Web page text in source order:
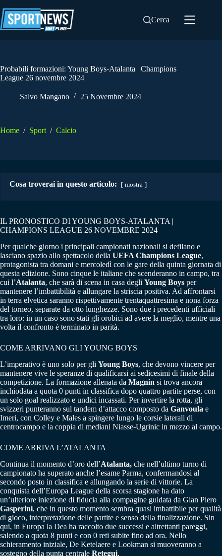
al
contenuto
Cerca
Probabili formazioni: Young Boys-Atalanta | Champions
League 26 novembre 2024
Salvo Mangano 25 Novembre 2024
Home / Sport / Calcio
Cosa troverai in questo articolo: mostra
IL PRONOSTICO DI YOUNG BOYS-ATALANTA |
CHAMPIONS LEAGUE 26 NOVEMBRE 2024
Per qualche giorno i principali campionati nazionali si defilano e
lasciano spazio allo spettacolo della UEFA Champions League,
protagonista tra domani e mercoledì con le gare della quinta giornata di
questa edizione. Sono cinque le italiane che scenderanno in campo, tra
cui l’Atalanta, che sarà di scena in casa degli Young Boys per
mantenere l’imbattibilità e allungare la striscia positiva. Ad affrontarsi
in terra elvetica saranno rispettivamente trentaquattresima e nona forza
del torneo, separate da otto lunghezze. Sono due i precedenti ufficiali
tra loro: in un caso sono stati gli orobici ad avere la meglio, mentre una
volta il confronto è terminato in parità.
COME ARRIVANO GLI YOUNG BOYS
L’imperativo è uno solo per gli Young Boys, che devono vincere per
mantenere vive le speranze di qualificarsi ai sedicesimi di finale della
competizione. La formazione allenata da Magnin si trova ancora
inchiodata a quota 0 punti in classifica dopo quattro partite perse, con
un solo goal realizzato e undici incassati. Per invertire la rotta, gli
svizzeri punteranno sul tandem d’attacco composto da Ganvoula e
Imeri, con Colley e Males a spingere lungo le corsie laterali di
centrocampo e la coppia di mediani Niasse-Ugrinic in mezzo al campo.
COME ARRIVA L’ATALANTA
Continua il momento d’oro dell’Atalanta, che nell’ultimo turno di
campionato ha superato anche l’esame Parma, confermandosi al
secondo posto in classifica e allungando la serie di vittorie. La
conquista dell’Europa League della scorsa stagione ha dato
un’ulteriore iniezione di fiducia alla compagine guidata da Gian Piero
Gasperini, che in questo momento sembra quasi imbattibile per qualità
di gioco, interpretazione delle partite e senso della finalizzazione. Sin
qui, in Europa la Dea ha raccolto due successi e altrettanti pareggi,
salendo a quota 8 punti e con 0 reti subite fino ad ora. Nello
schieramento iniziale, De Ketelaere e Lookman si muoveranno a
sostegno della punta centrale Retegui.